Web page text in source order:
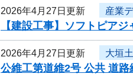
2026年4月27日更新 産業
【建設工事】ソフトピア
2026年4月27日更新 大垣
公維工第道維2号 公共 道